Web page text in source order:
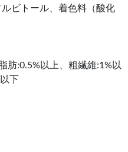
ビトール、着色料（酸化
肪:0.5%以上、粗繊維:1%以
下